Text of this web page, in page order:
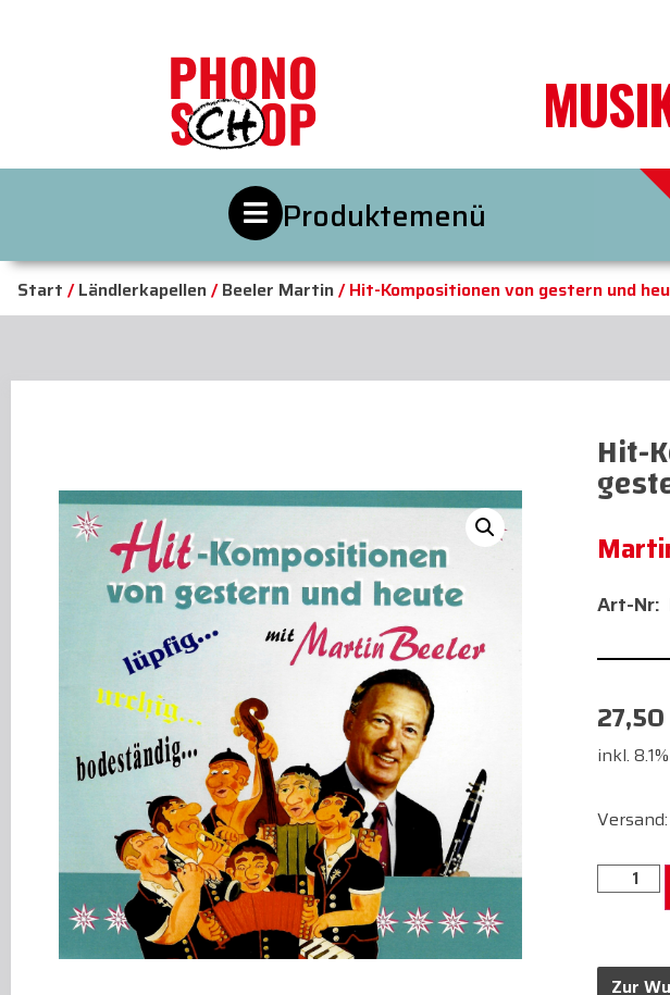
Produktemenü
Start /Ländlerkapellen/Beeler Martin/ Hit-Kompositionen von gestern und
Hit-
27,50
inkl.
Zur